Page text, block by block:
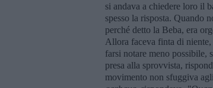
si andava a chiedere loro il
spesso la risposta. Quando
perché detto la Beba, era
Allora faceva finta di
farsi notare meno possibile,
presa alla sprovvista,
movimento non sfuggiva